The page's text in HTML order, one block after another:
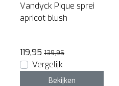
Vandyck Pique sprei
apricot blush
119,95 139,95
Vergelijk
Bekijken